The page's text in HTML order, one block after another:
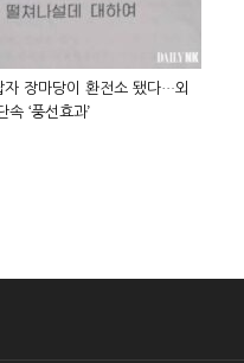
자 장마당이 환전소 됐다…외
속 ‘풍선효과’